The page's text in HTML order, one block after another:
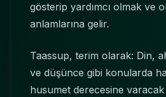
gösterip yardımcı olmak ve
anlamlarına gelir.
Taassup, terim olarak: Din,
ve düşünce gibi konularda
husumet derecesine